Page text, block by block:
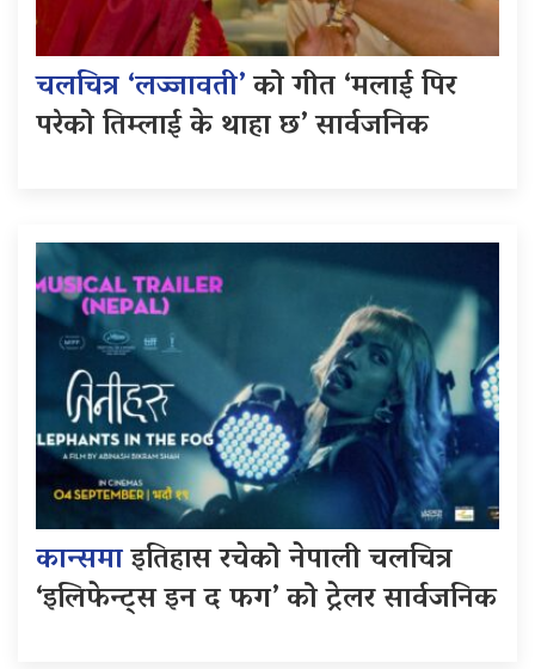
चलचित्र ‘लज्जावती’को गीत ‘मलाई पिर
परेको तिम्लाई के थाहा छ’ सार्वजनिक
कान्समाइतिहास रचेको नेपाली चलचित्र
‘इलिफेन्ट्स इन द फग’ को ट्रेलर सार्वजनिक